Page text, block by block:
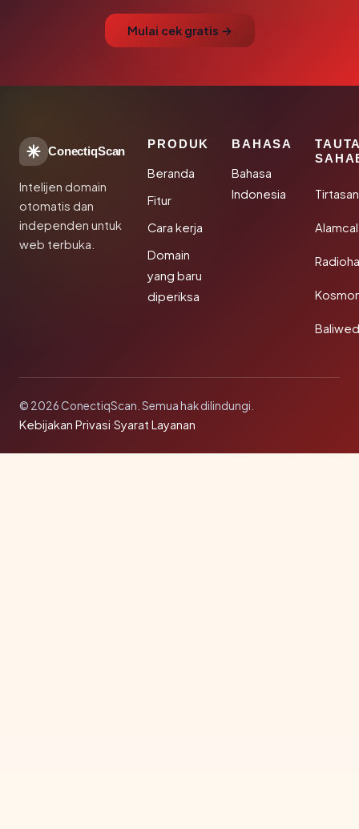
Mulai cek gratis →
ConectiqScan
Intelijen domain
otomatis dan
independen untuk
web terbuka.
PRODUK
Beranda
Fitur
Cara kerja
Domain
yang baru
diperiksa
BAHASA
Bahasa
Indonesia
© 2026 ConectiqScan. Semua hak dilindungi.
Kebijakan Privasi·Syarat Layanan